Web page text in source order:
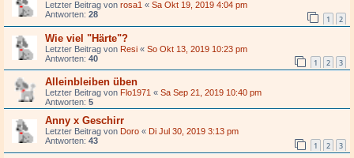
Letzter Beitrag von rosa1 « Sa Okt 19, 2019 4:04 pm
Antworten: 28 1 2
Wie viel "Härte"?
Letzter Beitrag von Resi « So Okt 13, 2019 10:23 pm
Antworten: 40 1 2 3
Alleinbleiben üben
Letzter Beitrag von Flo1971 « Sa Sep 21, 2019 10:40 pm
Antworten: 5
Anny x Geschirr
Letzter Beitrag von Doro « Di Jul 30, 2019 3:13 pm
Antworten: 43 1 2 3